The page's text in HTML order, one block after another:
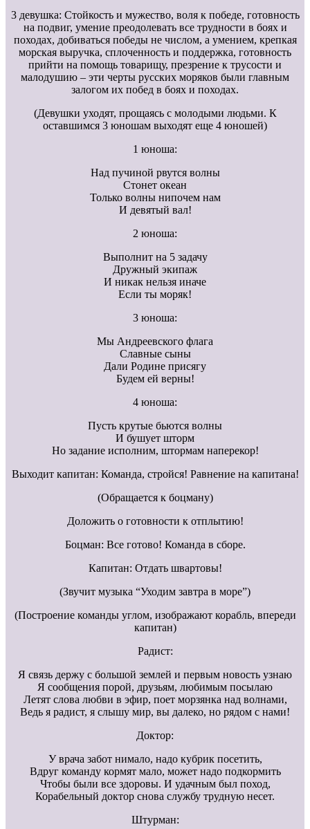
3 девушка: Стойкость и мужество, воля к победе, готовность
на подвиг, умение преодолевать все трудности в боях и
походах, добиваться победы не числом, а умением, крепкая
морская выручка, сплоченность и поддержка, готовность
прийти на помощь товарищу, презрение к трусости и
малодушию – эти черты русских моряков были главным
залогом их побед в боях и походах.
(Девушки уходят, прощаясь с молодыми людьми. К
оставшимся 3 юношам выходят еще 4 юношей)
1 юноша:
Над пучиной рвутся волны
Стонет океан
Только волны нипочем нам
И девятый вал!
2 юноша:
Выполнит на 5 задачу
Дружный экипаж
И никак нельзя иначе
Если ты моряк!
3 юноша:
Мы Андреевского флага
Славные сыны
Дали Родине присягу
Будем ей верны!
4 юноша:
Пусть крутые бьются волны
И бушует шторм
Но задание исполним, штормам наперекор!
Выходит капитан: Команда, стройся! Равнение на капитана!
(Обращается к боцману)
Доложить о готовности к отплытию!
Боцман: Все готово! Команда в сборе.
Капитан: Отдать швартовы!
(Звучит музыка “Уходим завтра в море”)
(Построение команды углом, изображают корабль, впереди
капитан)
Радист:
Я связь держу с большой землей и первым новость узнаю
Я сообщения порой, друзьям, любимым посылаю
Летят слова любви в эфир, поет морзянка над волнами,
Ведь я радист, я слышу мир, вы далеко, но рядом с нами!
Доктор:
У врача забот нимало, надо кубрик посетить,
Вдруг команду кормят мало, может надо подкормить
Чтобы были все здоровы. И удачным был поход,
Корабельный доктор снова службу трудную несет.
Штурман: